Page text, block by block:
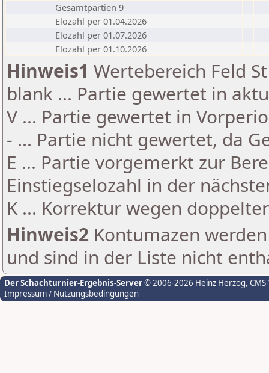
Gesamtpartien 9
Elozahl per 01.04.2026
Elozahl per 01.07.2026
Elozahl per 01.10.2026
Hinweis1 Wertebereich Feld
blank ... Partie gewertet in
V ... Partie gewertet in
- ... Partie nicht gewertet, da
E ... Partie vorgemerkt zur
Einstiegselozahl in der
K ... Korrektur wegen
Hinweis2 Kontumazen
und sind in der Liste nicht
Der Schachturnier-Ergebnis-Server© 2006-2026 Heinz Herzog,
Impressum / Nutzungsbedingungen